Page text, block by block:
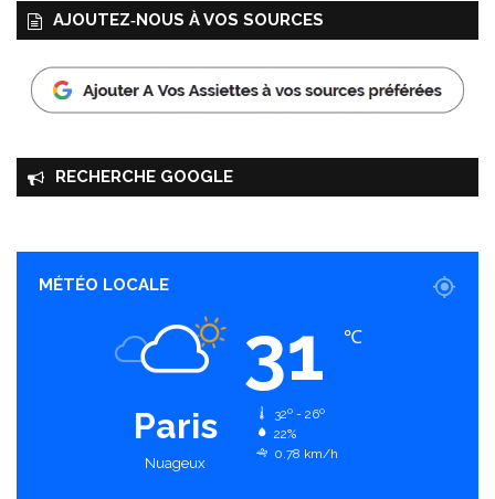
AJOUTEZ‑NOUS À VOS SOURCES
RECHERCHE GOOGLE
MÉTÉO LOCALE
Paris
Nuageux
31 ℃
32º - 26º
22%
0.78 km/h